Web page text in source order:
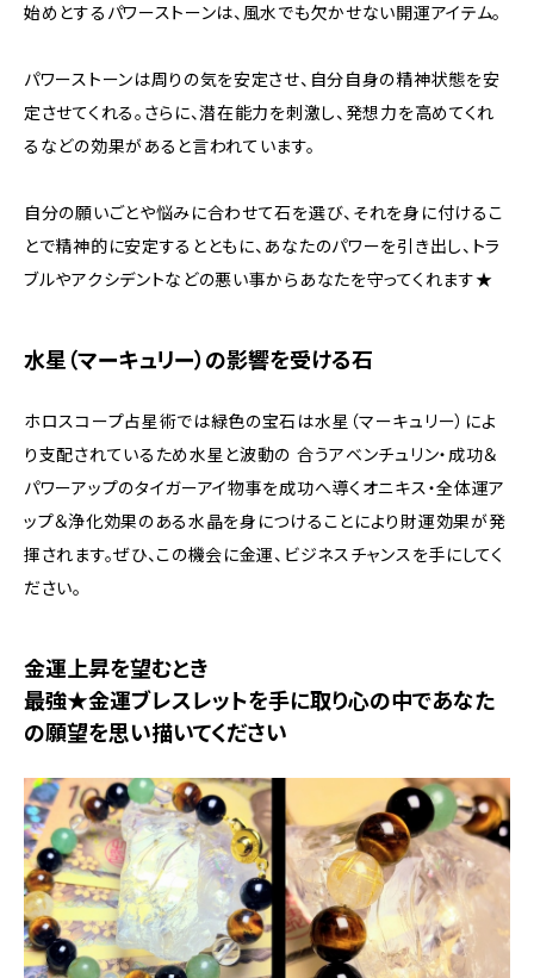
始めとするパワーストーンは、風水でも欠かせない開運アイテム。
パワーストーンは周りの気を安定させ、自分自身の精神状態を安
定させてくれる。さらに、潜在能力を刺激し、発想力を高めてくれ
るなどの効果があると言われています。
自分の願いごとや悩みに合わせて石を選び、それを身に付けるこ
とで精神的に安定するとともに、あなたのパワーを引き出し、トラ
ブルやアクシデントなどの悪い事からあなたを守ってくれます★
水星（マーキュリー）の影響を受ける石
ホロスコープ占星術では緑色の宝石は水星（マーキュリー）によ
り支配されているため水星と波動の 合うアベンチュリン・成功＆
パワーアップのタイガーアイ物事を成功へ導くオニキス・全体運ア
ップ＆浄化効果のある水晶を身につけることにより財運効果が発
揮されます。ぜひ、この機会に金運、ビジネスチャンスを手にしてく
ださい。
金運上昇を望むとき
最強★金運ブレスレットを手に取り心の中であなた
の願望を思い描いてください